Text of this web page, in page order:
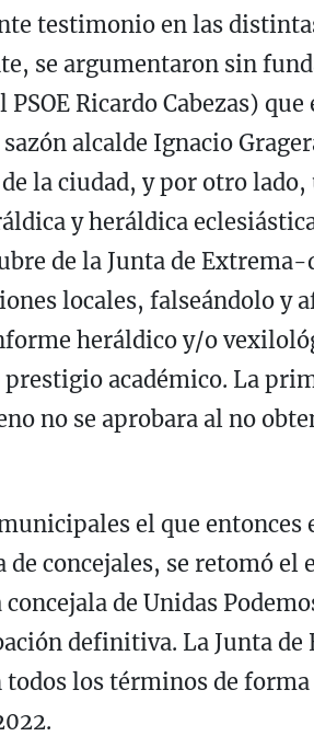
testimonio en las
se argumentaron sin
Ricardo Cabezas)
alcalde Ignacio
la ciudad, y por otro
y heráldica
de la Junta de
locales, falseándolo y
heráldico y/o
académico. La
no se aprobara al no
el que entonces
concejales, se retomó el
de Unidas
definitiva. La Junta
todos los términos de